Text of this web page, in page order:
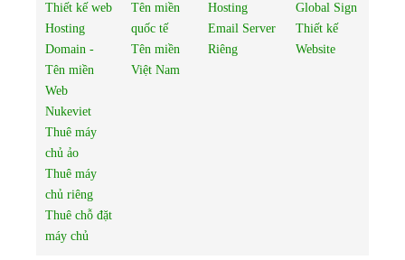
Thiết kế web
Hosting
Domain -
Tên miền
Web
Nukeviet
Thuê máy
chủ ảo
Thuê máy
chủ riêng
Thuê chỗ đặt
máy chủ
Tên miền
quốc tế
Tên miền
Việt Nam
Hosting
Email Server
Riêng
Global Sign
Thiết kế
Website